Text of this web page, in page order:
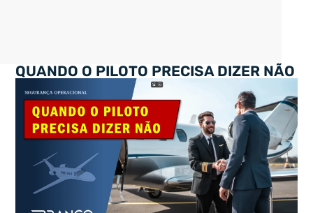
QUANDO O PILOTO PRECISA DIZER NÃO